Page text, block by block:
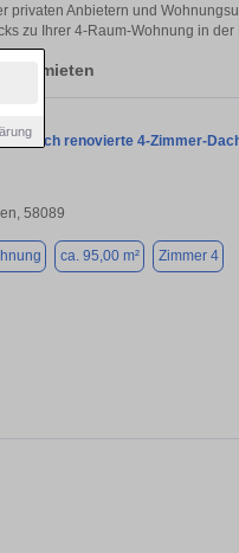
privaten Anbietern und
zu Ihrer 4-Raum-Wohnung in der
mieten
frisch renovierte 4-Zimmer-
58089
ca. 95,00 m² Zimmer 4